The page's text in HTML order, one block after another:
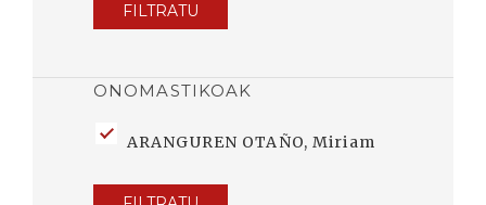
FILTRATU
ONOMASTIKOAK
ARANGUREN OTAÑO, Miriam